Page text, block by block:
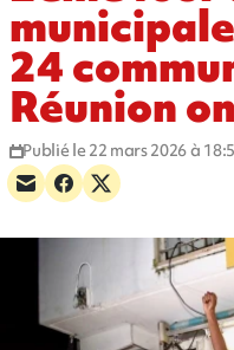
24
Réunion
Publié le 22 mars 2026 à